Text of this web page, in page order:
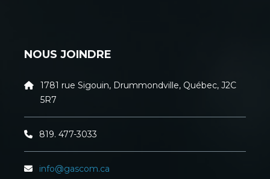
NOUS JOINDRE
1781 rue Sigouin, Drummondville, Québec, J2C
5R7
819. 477-3033
info@gascom.ca